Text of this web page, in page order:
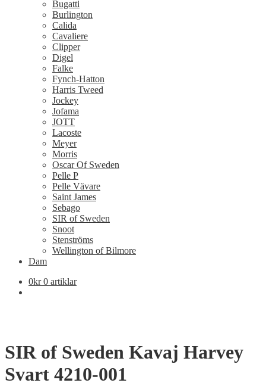
Bugatti
Burlington
Calida
Cavaliere
Clipper
Digel
Falke
Fynch-Hatton
Harris Tweed
Jockey
Jofama
JOTT
Lacoste
Meyer
Morris
Oscar Of Sweden
Pelle P
Pelle Vävare
Saint James
Sebago
SIR of Sweden
Snoot
Stenströms
Wellington of Bilmore
Dam
0kr 0 artiklar
SIR of Sweden Kavaj Harvey
Svart 4210-001